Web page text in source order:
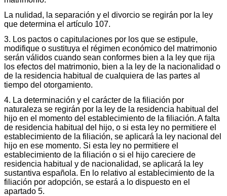
La nulidad, la separación y el divorcio se regirán por la ley
que determina el artículo 107.
3. Los pactos o capitulaciones por los que se estipule,
modifique o sustituya el régimen económico del matrimonio
serán válidos cuando sean conformes bien a la ley que rija
los efectos del matrimonio, bien a la ley de la nacionalidad o
de la residencia habitual de cualquiera de las partes al
tiempo del otorgamiento.
4. La determinación y el carácter de la filiación por
naturaleza se regirán por la ley de la residencia habitual del
hijo en el momento del establecimiento de la filiación. A falta
de residencia habitual del hijo, o si esta ley no permitiere el
establecimiento de la filiación, se aplicará la ley nacional del
hijo en ese momento. Si esta ley no permitiere el
establecimiento de la filiación o si el hijo careciere de
residencia habitual y de nacionalidad, se aplicará la ley
sustantiva española. En lo relativo al establecimiento de la
filiación por adopción, se estará a lo dispuesto en el
apartado 5.